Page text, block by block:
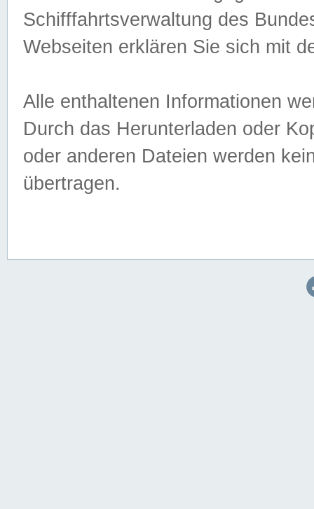
Schifffahrtsverwaltung des
Webseiten erklären Sie sich mit
Alle enthaltenen Informationen
Durch das Herunterladen oder
oder anderen Dateien werden
übertragen.